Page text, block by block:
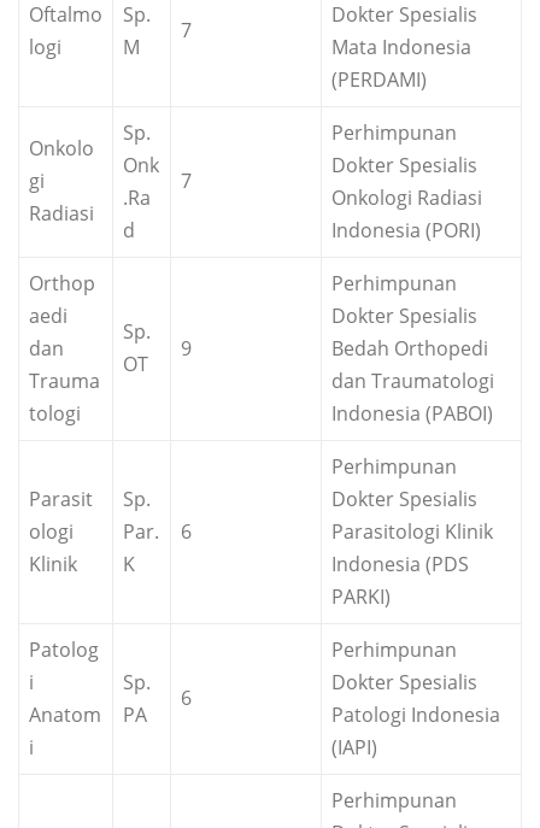
Oftalmo
logi
Sp.
M
7
Dokter Spesialis
Mata Indonesia
(PERDAMI)
Onkolo
gi
Radiasi
Sp.
Onk
.Ra
d
7
Perhimpunan
Dokter Spesialis
Onkologi Radiasi
Indonesia (PORI)
Orthop
aedi
dan
Trauma
tologi
Sp.
OT
9
Perhimpunan
Dokter Spesialis
Bedah Orthopedi
dan Traumatologi
Indonesia (PABOI)
Parasit
ologi
Klinik
Sp.
Par.
K
6
Perhimpunan
Dokter Spesialis
Parasitologi Klinik
Indonesia (PDS
PARKI)
Patolog
i
Anatom
i
Sp.
PA
6
Perhimpunan
Dokter Spesialis
Patologi Indonesia
(IAPI)
Perhimpunan